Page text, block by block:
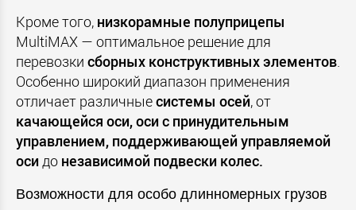
Кроме того, низкорамные полуприцепы
MultiMAX — оптимальное решение для
перевозки сборных конструктивных элементов.
Особенно широкий диапазон применения
отличает различныесистемы осей, от
качающейся оси,оси с принудительным
управлением, поддерживающей управляемой
оси до независимой подвески колес.
Возможности для особо длинномерных грузов